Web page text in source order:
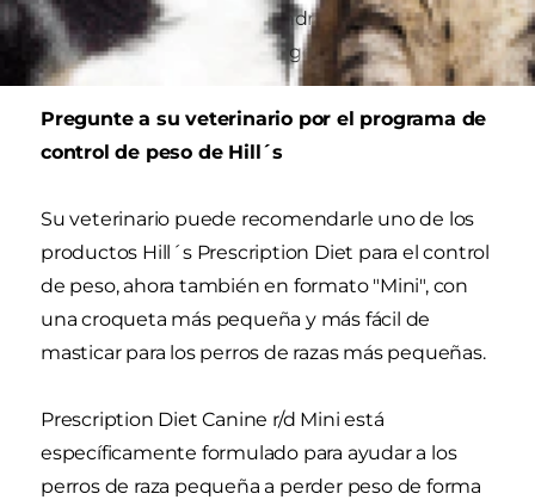
estar en forma su perro tendrá que aprender a
vivir con menos premios y golosinas.
Pregunte a su veterinario por el programa de
control de peso de Hill´s
Su veterinario puede recomendarle uno de los
productos Hill´s Prescription Diet para el control
de peso, ahora también en formato "Mini", con
una croqueta más pequeña y más fácil de
masticar para los perros de razas más pequeñas.
Prescription Diet Canine r/d Mini está
específicamente formulado para ayudar a los
perros de raza pequeña a perder peso de forma